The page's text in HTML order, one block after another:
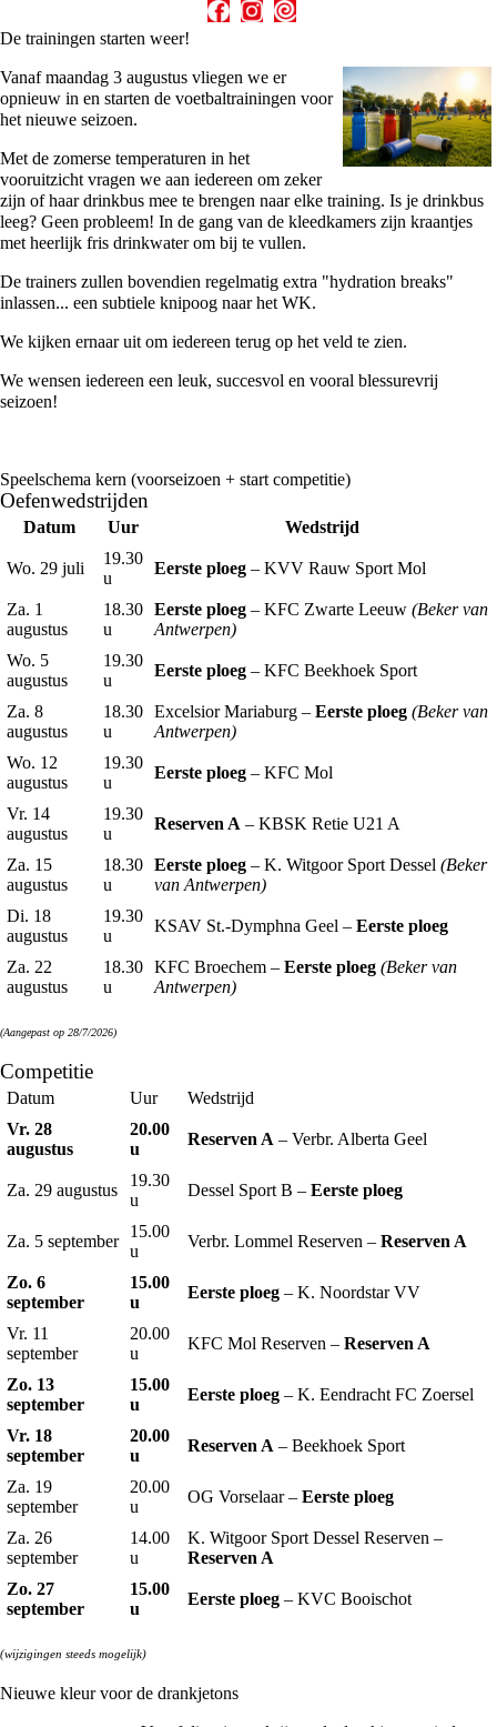
De trainingen starten weer!
Vanaf maandag 3 augustus vliegen we er
opnieuw in en starten de voetbaltrainingen voor
het nieuwe seizoen.
Met de zomerse temperaturen in het
vooruitzicht vragen we aan iedereen om zeker
zijn of haar drinkbus mee te brengen naar elke training. Is je drinkbus
leeg? Geen probleem! In de gang van de kleedkamers zijn kraantjes
met heerlijk fris drinkwater om bij te vullen.
De trainers zullen bovendien regelmatig extra "hydration breaks"
inlassen... een subtiele knipoog naar het WK.
We kijken ernaar uit om iedereen terug op het veld te zien.
We wensen iedereen een leuk, succesvol en vooral blessurevrij
seizoen!
Speelschema kern (voorseizoen + start competitie)
Oefenwedstrijden
Datum Uur Wedstrijd
Wo. 29 juli
19.30
u
Eerste ploeg – KVV Rauw Sport Mol
Za. 1
augustus
18.30
u
Eerste ploeg – KFC Zwarte Leeuw (Beker van
Antwerpen)
Wo. 5
augustus
19.30
u
Eerste ploeg – KFC Beekhoek Sport
Za. 8
augustus
18.30
u
Excelsior Mariaburg – Eerste ploeg (Beker van
Antwerpen)
Wo. 12
augustus
19.30
u
Eerste ploeg – KFC Mol
Vr. 14
augustus
19.30
u
Reserven A – KBSK Retie U21 A
Za. 15
augustus
18.30
u
Eerste ploeg – K. Witgoor Sport Dessel (Beker
van Antwerpen)
Di. 18
augustus
19.30
u
KSAV St.-Dymphna Geel – Eerste ploeg
Za. 22
augustus
18.30
u
KFC Broechem – Eerste ploeg (Beker van
Antwerpen)
(Aangepast op 28/7/2026)
Competitie
Datum Uur
Wedstrijd
Vr. 28
augustus
20.00
u
Reserven A – Verbr. Alberta Geel
Za. 29 augustus
19.30
u
Dessel Sport B – Eerste ploeg
Za. 5 september
15.00
u
Verbr. Lommel Reserven – Reserven A
Zo. 6
september
15.00
u
Eerste ploeg – K. Noordstar VV
Vr. 11
september
20.00
u
KFC Mol Reserven – Reserven A
Zo. 13
september
15.00
u
Eerste ploeg – K. Eendracht FC Zoersel
Vr. 18
september
20.00
u
Reserven A – Beekhoek Sport
Za. 19
september
20.00
u
OG Vorselaar – Eerste ploeg
Za. 26
september
14.00
u
K. Witgoor Sport Dessel Reserven –
Reserven A
Zo. 27
september
15.00
u
Eerste ploeg – KVC Booischot
(wijzigingen steeds mogelijk)
Nieuwe kleur voor de drankjetons